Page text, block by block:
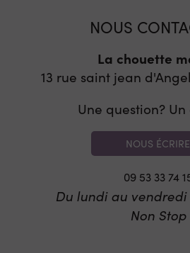
NOUS
La chouette
13 rue saint jean
Une question?
NOUS ÉCRIRE
09 53 33 74
Du lundi au vendredi
Non Stop